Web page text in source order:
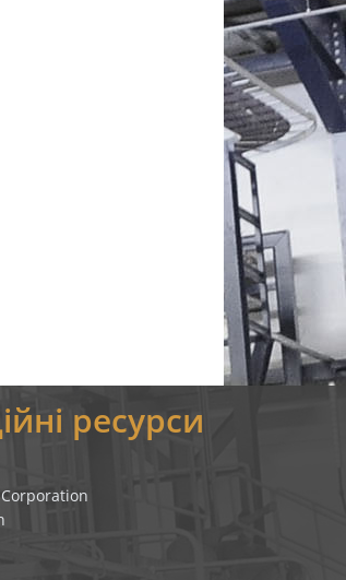
ресурси